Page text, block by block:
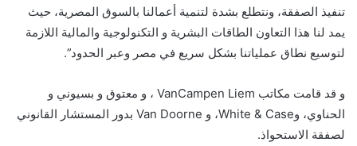
تنفيذ الصفقة، ونتطلع بشدة لتنمية أعمالنا بالسوق المصرية، حيث
يمد لنا هذا التعاون الطاقات البشرية و التكنولوجية والمالية اللازمة
لتوسيع نطاق عملياتنا بشكل سريع في مصر وعبر الحدود”.
و قد قامت مكاتب VanCampen Liem ، و معتوق و بسيوني و
الحناوي، وWhite & Case، و Van Doorne بدور المستشار القانوني
لصفقة الاستحواذ.